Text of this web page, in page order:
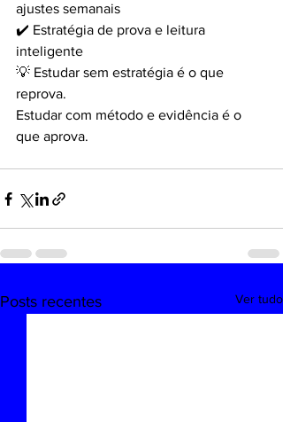
ajustes semanais
✔️ Estratégia de prova e leitura
inteligente
💡 Estudar sem estratégia é o que
reprova.
Estudar com método e evidência é o
que aprova.
Posts recentes Ver tudo